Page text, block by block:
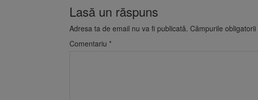
Lasă un răspuns
Adresa ta de email nu va fi publicată. Câmpurile
Comentariu *